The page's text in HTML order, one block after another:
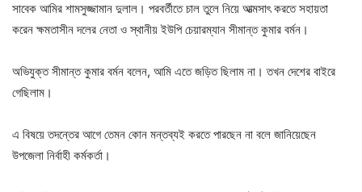
সাবেক আমির শামসুজ্জামান দুলাল। পরবর্তীতে চাল তুলে নিয়ে আত্মসাৎ করতে সহায়তা
করেন ক্ষমতাসীন দলের নেতা ও স্থানীয় ইউপি চেয়ারম্যান সীমান্ত কুমার বর্মন।
অভিযুক্ত সীমান্ত কুমার বর্মন বলেন, আমি এতে জড়িত ছিলাম না। তখন দেশের বাইরে
গেছিলাম।
এ বিষয়ে তদন্তের আগে তেমন কোন মন্তব্যই করতে পারছেন না বলে জানিয়েছেন
উপজেলা নির্বাহী কর্মকর্তা।